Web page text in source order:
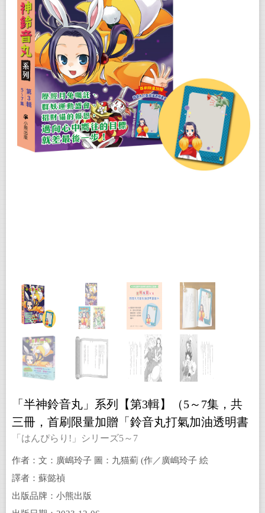
「半神鈴音丸」系列【第3輯】（5～7集，共
三冊，首刷限量加贈「鈴音丸打氣加油透明書
籤卡」）
「はんぴらり!」シリーズ5～7
作者：文：廣嶋玲子 圖：九猫薊 (作／廣嶋玲子 絵
／九猫あざみ)
譯者：蘇懿禎
出版品牌：小熊出版